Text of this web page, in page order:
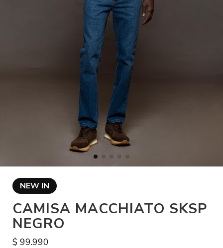
NEW IN
CAMISA MACCHIATO SKSP
NEGRO
$ 99.990